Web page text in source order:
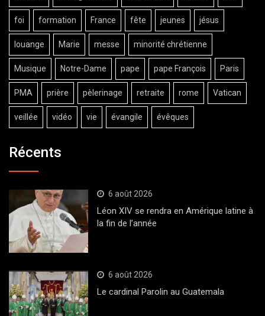
foi formation France fête jeunes jésus
louange Marie messe minorité chrétienne
Musique Notre-Dame pape pape François Paris
PMA prière pèlerinage retraite rome Vatican
veillée vidéo vie évangile évêques
Récents
6 août 2026
Léon XIV se rendra en Amérique latine à
la fin de l’année
6 août 2026
Le cardinal Parolin au Guatemala